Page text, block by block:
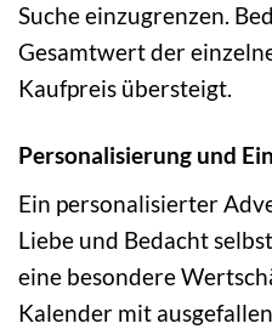
Suche einzugrenzen.
Gesamtwert der
Kaufpreis übersteigt.
Personalisierung und
Ein personalisierter
Liebe und Bedacht
eine besondere
Kalender mit